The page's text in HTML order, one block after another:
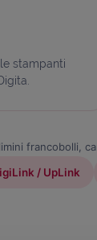
stampanti
francobolli,
/ UpLink